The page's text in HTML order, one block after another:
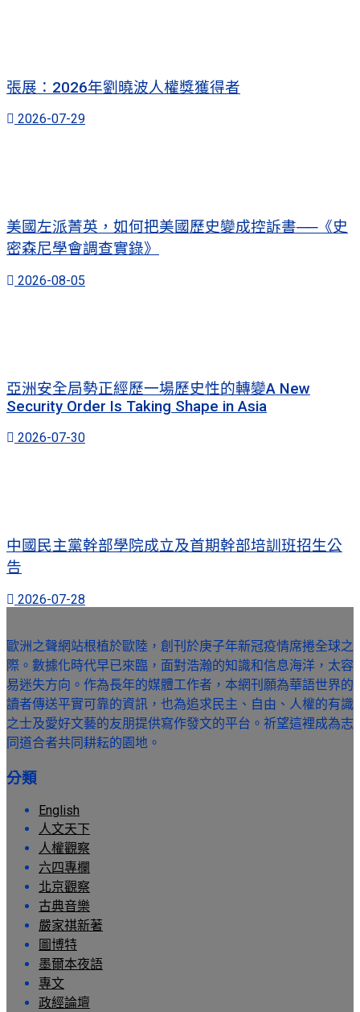
張展：2026年劉曉波人權獎獲得者
2026-07-29
美國左派菁英，如何把美國歷史變成控訴書──《史
密森尼學會調查實錄》
2026-08-05
亞洲安全局勢正經歷一場歷史性的轉變A New
Security Order Is Taking Shape in Asia
2026-07-30
中國民主黨幹部學院成立及首期幹部培訓班招生公
告
2026-07-28
歐洲之聲網站根植於歐陸，創刊於庚子年新冠疫情席捲全球之
際。數據化時代早已來臨，面對浩瀚的知識和信息海洋，太容
易迷失方向。作為長年的媒體工作者，本網刊願為華語世界的
讀者傳送平實可靠的資訊，也為追求民主、自由、人權的有識
之士及愛好文藝的友朋提供寫作發文的平台。祈望這裡成為志
同道合者共同耕耘的園地。
分類
English
人文天下
人權觀察
六四專欄
北京觀察
古典音樂
嚴家祺新著
圖博特
墨爾本夜語
專文
政經論壇